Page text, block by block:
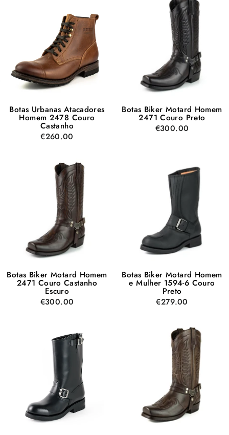
Botas Urbanas Atacadores
Homem 2478 Couro
Castanho
€260.00
Botas Biker Motard Homem
2471 Couro Preto
€300.00
Botas Biker Motard Homem
2471 Couro Castanho
Escuro
€300.00
Botas Biker Motard Homem
e Mulher 1594-6 Couro
Preto
€279.00